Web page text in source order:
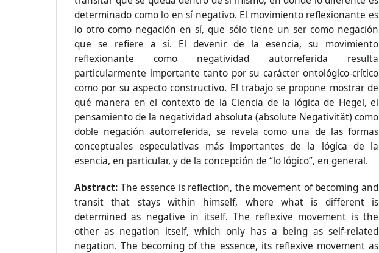
determinado como lo en sí negativo. El movimiento reflexionante es
lo otro como negación en sí, que sólo tiene un ser como negación
que se refiere a sí. El devenir de la esencia, su movimiento
reflexionante como negatividad autorreferida resulta
particularmente importante tanto por su carácter ontológico-crítico
como por su aspecto constructivo. El trabajo se propone mostrar de
qué manera en el contexto de la Ciencia de la lógica de Hegel, el
pensamiento de la negatividad absoluta (absolute Negativität) como
doble negación autorreferida, se revela como una de las formas
conceptuales especulativas más importantes de la lógica de la
esencia, en particular, y de la concepción de “lo lógico”, en general.
Abstract: The essence is reflection, the movement of becoming and
transit that stays within himself, where what is different is
determined as negative in itself. The reflexive movement is the
other as negation itself, which only has a being as self-related
negation. The becoming of the essence, its reflexive movement as